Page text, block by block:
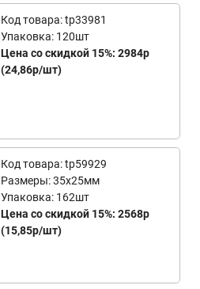
Код товара: tp33981
Упаковка: 120шт
Цена со скидкой 15%: 2984р
(24,86р/шт)
Код товара: tp59929
Размеры: 35x25мм
Упаковка: 162шт
Цена со скидкой 15%: 2568р
(15,85р/шт)